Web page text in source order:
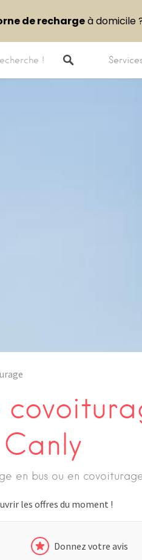
en bus ou en
les offres du moment !
Donnez votre avis
de rechargeà domicile